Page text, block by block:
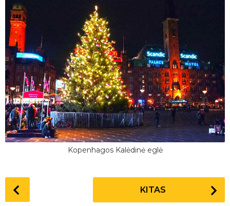
Kopenhagos Kalėdinė eglė
o
KITAS